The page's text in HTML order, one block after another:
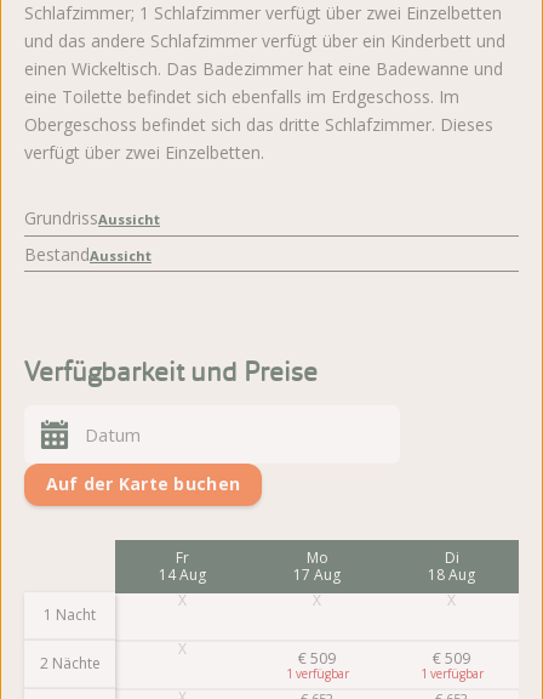
Schlafzimmer; 1 Schlafzimmer verfügt über zwei Einzelbetten
und das andere Schlafzimmer verfügt über ein Kinderbett und
einen Wickeltisch. Das Badezimmer hat eine Badewanne und
eine Toilette befindet sich ebenfalls im Erdgeschoss. Im
Obergeschoss befindet sich das dritte Schlafzimmer. Dieses
verfügt über zwei Einzelbetten.
GrundrissAussicht
BestandAussicht
Verfügbarkeit und Preise
Auf der Karte buchen
1 Nacht
2 Nächte
Fr
14 Aug
Mo
17 Aug
€509
1
Di
18 Aug
€509
1